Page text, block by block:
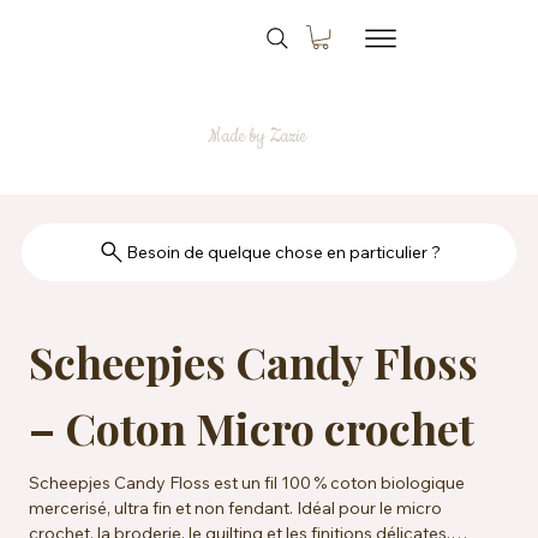
Made by Zazie
Scheepjes Candy Floss
– Coton Micro crochet
Scheepjes Candy Floss est un fil 100 % coton biologique
mercerisé, ultra fin et non fendant. Idéal pour le micro
crochet, la broderie, le quilting et les finitions délicates.
Besoin de quelque chose en particulier ?